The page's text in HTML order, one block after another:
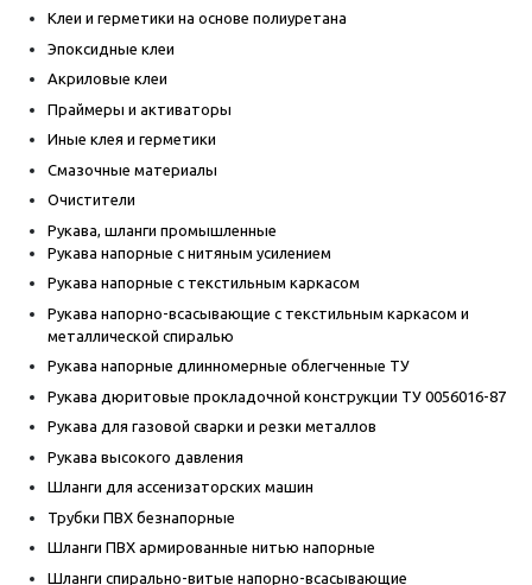
Клеи и герметики на основе полиуретана
Эпоксидные клеи
Акриловые клеи
Праймеры и активаторы
Иные клея и герметики
Смазочные материалы
Очистители
Рукава, шланги промышленные
Рукава напорные с нитяным усилением
Рукава напорные с текстильным каркасом
Рукава напорно-всасывающие с текстильным каркасом и
металлической спиралью
Рукава напорные длинномерные облегченные ТУ
Рукава дюритовые прокладочной конструкции ТУ 0056016-87
Рукава для газовой сварки и резки металлов
Рукава высокого давления
Шланги для ассенизаторских машин
Трубки ПВХ безнапорные
Шланги ПВХ армированные нитью напорные
Шланги спирально-витые напорно-всасывающие